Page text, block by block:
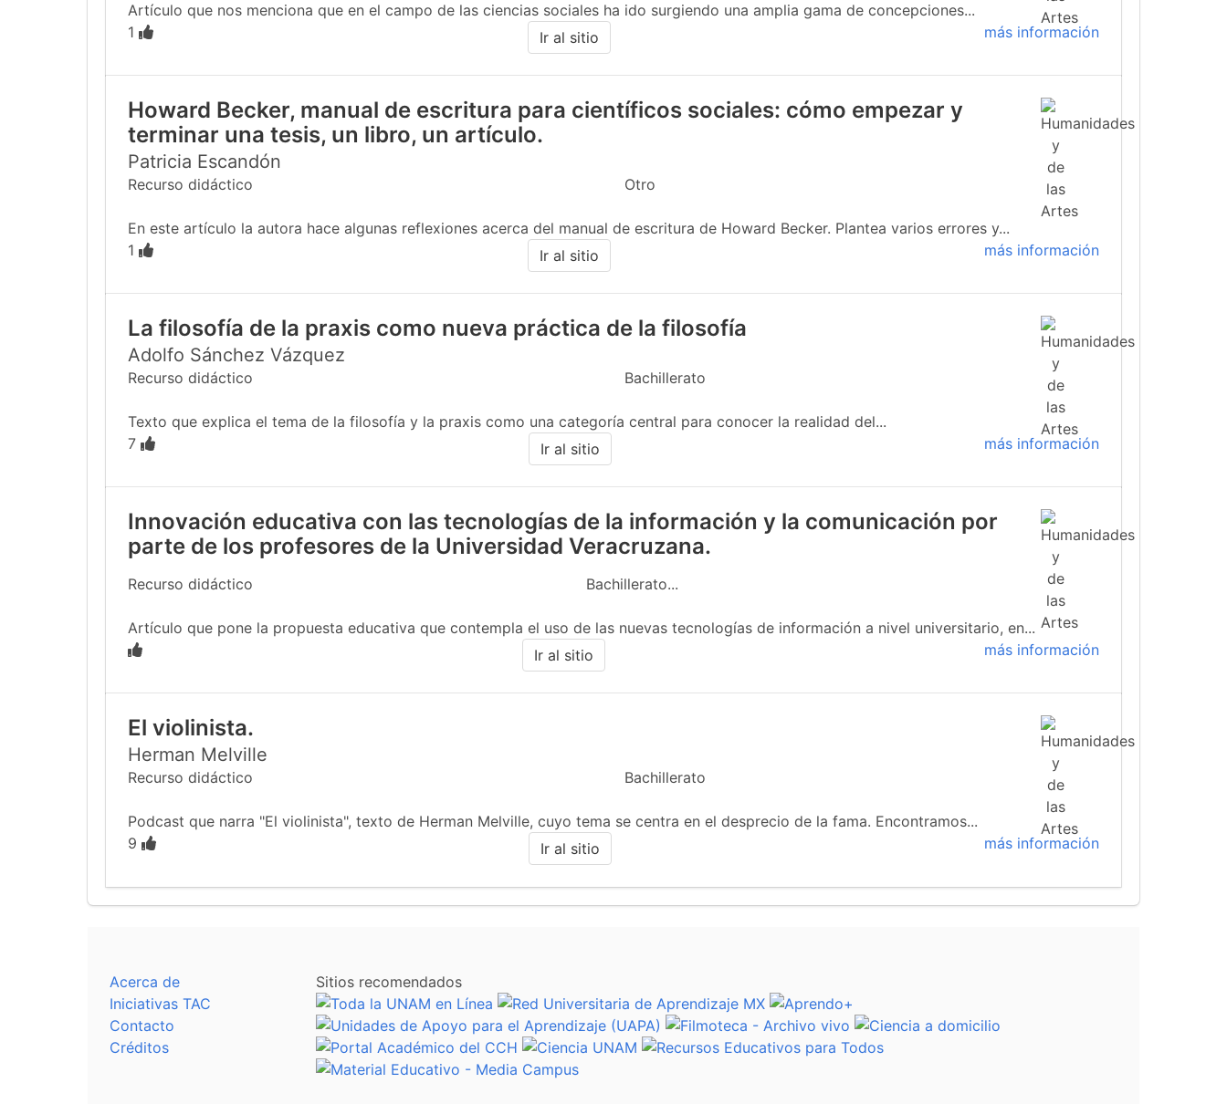
Artículo que nos menciona que en el campo de las ciencias sociales ha ido surgiendo una amplia gama de concepciones...
1
más información
Ir al sitio
Howard Becker, manual de escritura para científicos sociales: cómo empezar y
terminar una tesis, un libro, un artículo.
Patricia Escandón
Recurso didáctico Otro
En este artículo la autora hace algunas reflexiones acerca del manual de escritura de Howard Becker. Plantea varios errores y...
1
más información
Ir al sitio
La filosofía de la praxis como nueva práctica de la filosofía
Adolfo Sánchez Vázquez
Recurso didáctico Bachillerato
Texto que explica el tema de la filosofía y la praxis como una categoría central para conocer la realidad del...
7
más información
Ir al sitio
Innovación educativa con las tecnologías de la información y la comunicación por
parte de los profesores de la Universidad Veracruzana.
Recurso didáctico Bachillerato...
Artículo que pone la propuesta educativa que contempla el uso de las nuevas tecnologías de información a nivel universitario, en...
más información
Ir al sitio
El violinista.
Herman Melville
Recurso didáctico Bachillerato
Podcast que narra "El violinista", texto de Herman Melville, cuyo tema se centra en el desprecio de la fama. Encontramos...
9
más información
Ir al sitio
Acerca de
Iniciativas TAC
Contacto
Créditos
Sitios recomendados